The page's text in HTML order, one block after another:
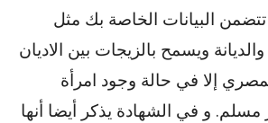
البيانات الخاصة بك مثل
ويسمح بالزيجات بين الاديان
إلا في حالة وجود امرأة
و في الشهادة يذكر أيضا أنها